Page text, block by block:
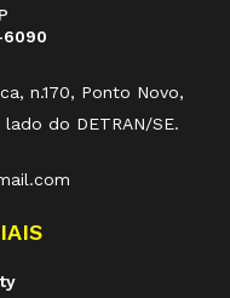
n.170, Ponto Novo,
do DETRAN/SE.